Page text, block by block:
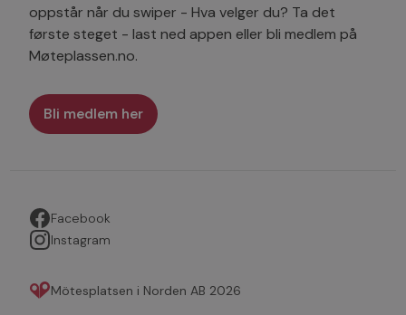
oppstår når du swiper - Hva velger du? Ta det
første steget - last ned appen eller bli medlem på
Møteplassen.no.
Bli medlem her
Facebook
Instagram
Mötesplatsen i Norden AB 2026